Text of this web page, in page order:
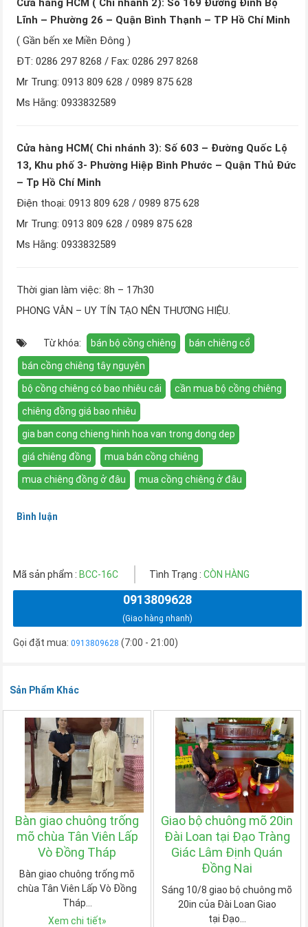
Cửa hàng HCM ( Chi nhánh 2): Số 169 Đường Đinh Bộ
Lĩnh – Phường 26 – Quận Bình Thạnh – TP Hồ Chí Minh
( Gần bến xe Miền Đông )
ĐT: 0286 297 8268 / Fax: 0286 297 8268
Mr Trung: 0913 809 628 / 0989 875 628
Ms Hằng: 0933832589
Cửa hàng HCM( Chi nhánh 3): Số 603 – Đường Quốc Lộ
13, Khu phố 3- Phường Hiệp Bình Phước – Quận Thủ Đức
– Tp Hồ Chí Minh
Điện thoại: 0913 809 628 / 0989 875 628
Mr Trung: 0913 809 628 / 0989 875 628
Ms Hằng: 0933832589
Thời gian làm việc: 8h – 17h30
PHONG VÂN – UY TÍN TẠO NÊN THƯƠNG HIỆU.
Từ khóa: bán bộ cồng chiêng bán chiêng cổ
bán cồng chiêng tây nguyên
bộ cồng chiêng có bao nhiêu cái cần mua bộ cồng chiêng
chiêng đồng giá bao nhiêu
gia ban cong chieng hinh hoa van trong dong dep
giá chiêng đồng mua bán cồng chiêng
mua chiêng đồng ở đâu mua cồng chiêng ở đâu
Bình luận
Mã sản phẩm : BCC-16C Tình Trạng : CÒN HÀNG
0913809628
(Giao hàng nhanh)
Gọi đặt mua:0913809628 (7:00 - 21:00)
Sản Phẩm Khác
Bàn giao chuông trống
mõ chùa Tân Viên Lấp
Vò Đồng Tháp
Bàn giao chuông trống mõ
chùa Tân Viên Lấp Vò Đồng
Tháp…
Xem chi tiết»
Giao bộ chuông mõ 20in
Đài Loan tại Đạo Tràng
Giác Lâm Định Quán
Đồng Nai
Sáng 10/8 giao bộ chuông mõ
20in của Đài Loan Giao
tại Đạo…